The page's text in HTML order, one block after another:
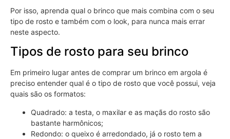
Por isso, aprenda qual o brinco que mais combina com o seu
tipo de rosto e também com o look, para nunca mais errar
neste aspecto.
Tipos de rosto para seu brinco
Em primeiro lugar antes de comprar um brinco em argola é
preciso entender qual é o tipo de rosto que você possui, veja
quais são os formatos:
Quadrado: a testa, o maxilar e as maçãs do rosto são
bastante harmônicos;
Redondo: o queixo é arredondado, já o rosto tem a